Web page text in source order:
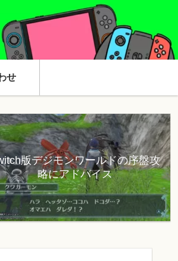
せ
版デジモンワールドの序盤攻
略にアドバイス